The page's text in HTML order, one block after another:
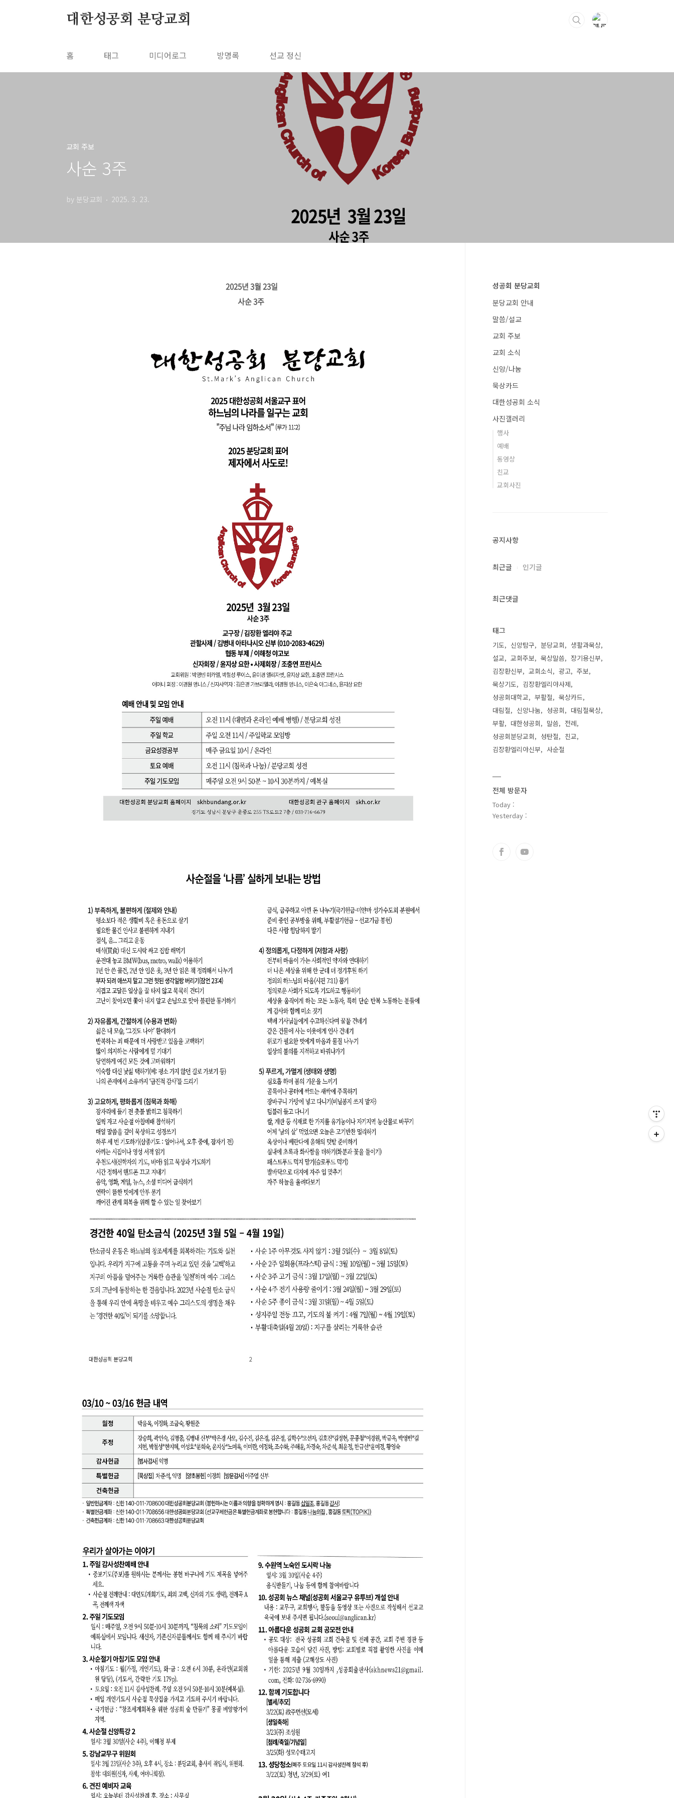
대한성공회 분당교회
홈 태그 미디어로그 방명록 선교 정신
교회 주보
사순 3주
by 분당교회 2025. 3. 23.
2025년 3월 23일
사순 3주
성공회 분당교회
분당교회 안내
말씀/설교
교회 주보
교회 소식
신앙/나눔
묵상카드
대한성공회 소식
사진갤러리
행사
예배
동영상
친교
교회사진
공지사항
최근글 인기글
최근댓글
태그
기도 신앙탐구 분당교회
생활과묵상
설교
교회주보 묵상말씀
장기용신부
김장환신부
교회소식 광고
주보
묵상기도
김장환엘리야사제
성공회대학교
부활절
묵상카드
대림절
신앙나눔 성공회
대림절묵상
부활
대한성공회 말씀
전례
성공회분당교회
성탄절
친교
김장환엘리야신부
사순절
전체 방문자
Today :
Yesterday :